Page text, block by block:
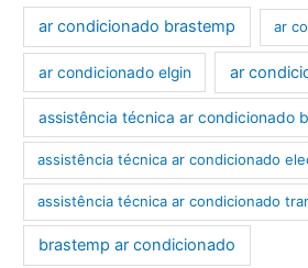
ar condicionado brastemp ar
ar condicionado elgin ar
assistência técnica ar condicionado
assistência técnica ar condicionado
assistência técnica ar condicionado
brastemp ar condicionado